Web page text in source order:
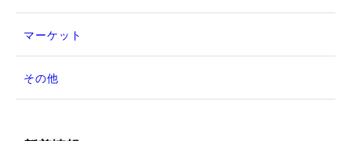
マーケット
その他